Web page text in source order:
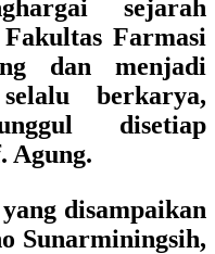
sejarah
Farmasi
dan menjadi
berkarya,
disetiap
Agung.
disampaikan
Sunarminingsih,